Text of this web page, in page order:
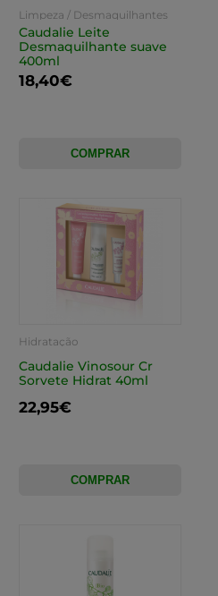
Limpeza / Desmaquilhantes
Caudalie Leite
Desmaquilhante suave
400ml
18,40€
COMPRAR
Hidratação
Caudalie Vinosour Cr
Sorvete Hidrat 40ml
22,95€
COMPRAR